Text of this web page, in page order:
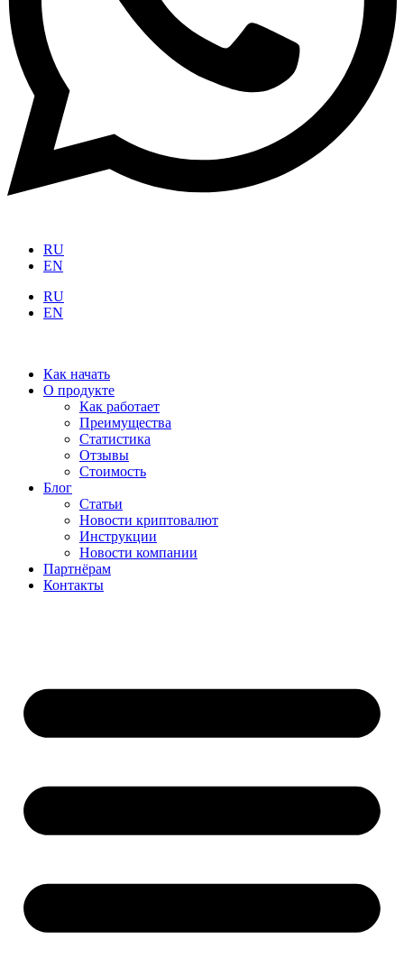
RU
EN
RU
EN
Как начать
О продукте
Как работает
Преимущества
Статистика
Отзывы
Стоимость
Блог
Статьи
Новости криптовалют
Инструкции
Новости компании
Партнёрам
Контакты